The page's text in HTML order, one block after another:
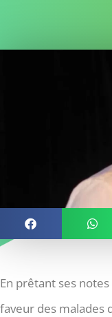
En prêtant ses
faveur des malades